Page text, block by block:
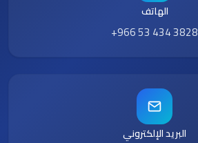
الهاتف
+966 53 434 3828
البريد الإلكتروني